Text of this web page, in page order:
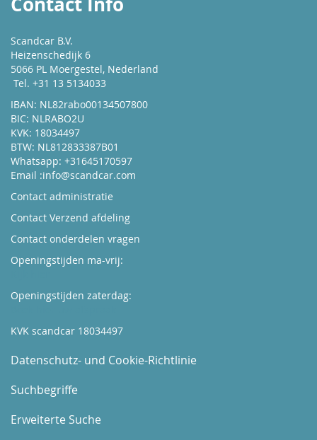
Scandcar B.V.
Heizenschedijk 6
5066 PL Moergestel, Nederland
Tel. +31 13 5134033
IBAN: NL82rabo00134507800
BIC: NLRABO2U
KVK: 18034497
BTW: NL812833387B01
Whatsapp: +31645170597
Email :info@scandcar.com
Contact administratie
Contact Verzend afdeling
Contact onderdelen vragen
Openingstijden ma-vrij:
Openingstijden zaterdag:
KVK scandcar 18034497
Datenschutz- und Cookie-Richtlinie
Suchbegriffe
Erweiterte Suche